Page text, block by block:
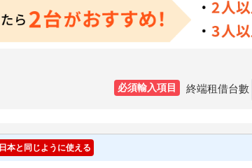
必須輸入項目 終端租借台數
日本と同じように使える